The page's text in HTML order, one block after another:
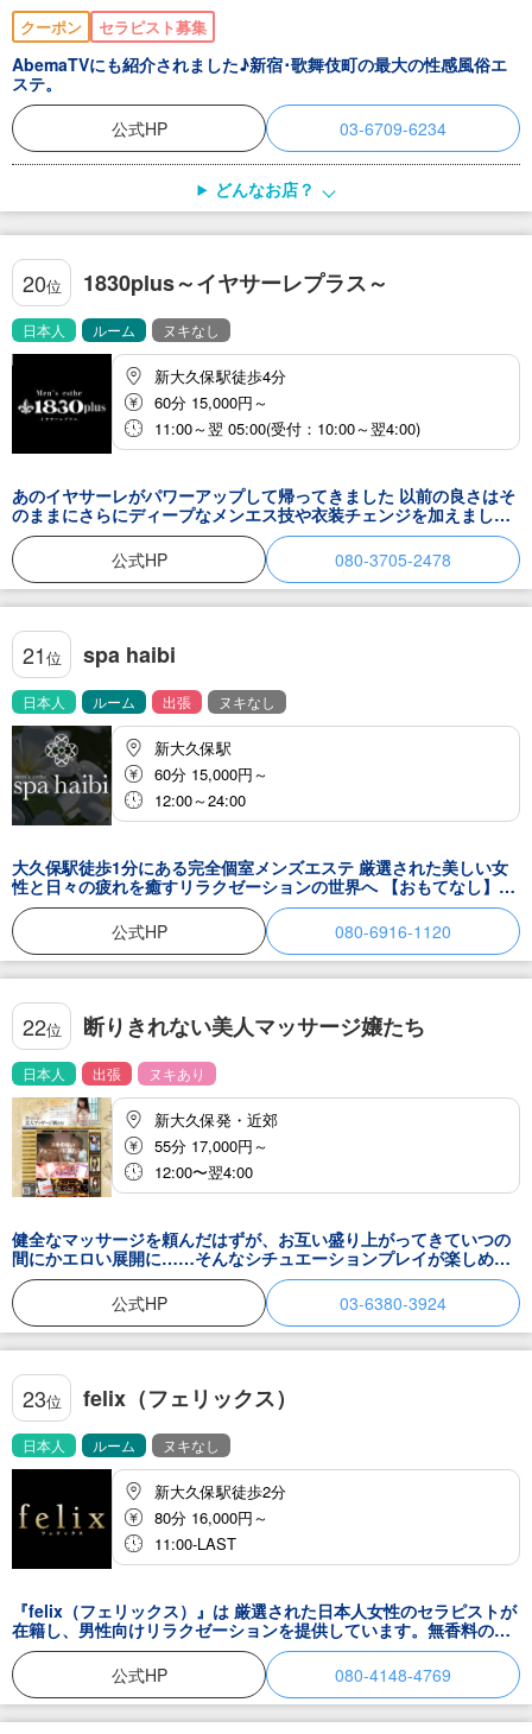
クーポン セラピスト募集
AbemaTVにも紹介されました♪新宿･歌舞伎町の最大の性感風俗エ
ステ。
公式HP
03-6709-6234
どんなお店？
20位 1830plus～イヤサーレプラス～
日本人 ルーム ヌキなし
新大久保駅徒歩4分
60分 15,000円～
11:00～翌 05:00(受付：10:00～翌4:00)
あのイヤサーレがパワーアップして帰ってきました 以前の良さはそ
のままにさらにディープなメンエス技や衣装チェンジを加えました
ややこしいDLオプションはなし❗極上美女たちの癒しで日頃の疲れ
を吹き飛ばしてください✨
公式HP 080-3705-2478
21位 spa haibi
日本人 ルーム 出張 ヌキなし
新大久保駅
60分 15,000円～
12:00～24:00
大久保駅徒歩1分にある完全個室メンズエステ 厳選された美しい女
性と日々の疲れを癒すリラクゼーションの世界へ 【おもてなし】と
【癒し】をご提供します
公式HP
080-6916-1120
22位 断りきれない美人マッサージ嬢たち
日本人 出張 ヌキあり
新大久保発・近郊
55分 17,000円～
12:00〜翌4:00
健全なマッサージを頼んだはずが、お互い盛り上がってきていつの
間にかエロい展開に……そんなシチュエーションプレイが楽しめる
デリヘル『断りきれない美人マッサージ嬢たち！』。一抹の背徳感
と、女性を発情させた達成感で興奮度はうなぎ上り間違いなし！リ
アルすぎる展開に勃起が収まりません！新宿でエッチなハプニング
を楽しみましょう♪
公式HP 03-6380-3924
23位 felix（フェリックス）
日本人 ルーム ヌキなし
新大久保駅徒歩2分
80分 16,000円～
11:00-LAST
『felix（フェリックス）』は 厳選された日本人女性のセラピストが
在籍し、男性向けリラクゼーションを提供しています。無香料の水
溶性オイルを使用したオールハンドのトリートメントと、おもてな
しの心で貴方の心と体を癒します。リラックスできるように完全個
室のお部屋をご用意。felixに是非お越し下さい。
公式HP 080-4148-4769